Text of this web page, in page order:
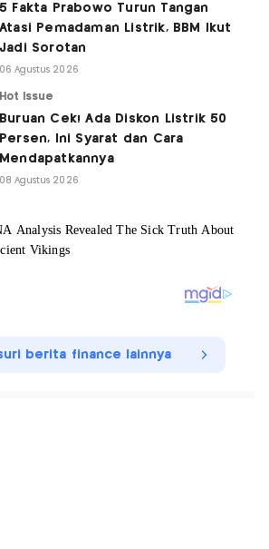
5 Fakta Prabowo Turun Tangan
Atasi Pemadaman Listrik, BBM Ikut
Jadi Sorotan
06 Agustus 2026
Hot Issue
Buruan Cek! Ada Diskon Listrik 50
Persen, Ini Syarat dan Cara
Mendapatkannya
08 Agustus 2026
berita finance lainnya